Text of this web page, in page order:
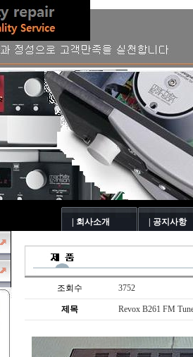
| 공지사항
| 회사소개
조회수
3752
제목 Revox B261 FM